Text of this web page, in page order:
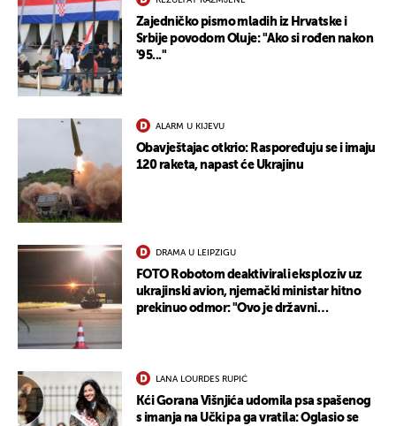
Zajedničko pismo mladih iz Hrvatske i
Srbije povodom Oluje: "Ako si rođen nakon
'95..."
ALARM U KIJEVU
Obavještajac otkrio: Raspoređuju se i imaju
120 raketa, napast će Ukrajinu
DRAMA U LEIPZIGU
FOTO Robotom deaktivirali eksploziv uz
ukrajinski avion, njemački ministar hitno
prekinuo odmor: "Ovo je državni
LANA LOURDES RUPIĆ
Kći Gorana Višnjića udomila psa spašenog
s imanja na Učki pa ga vratila: Oglasio se